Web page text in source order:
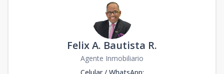
Felix A. Bautista R.
Agente Inmobiliario